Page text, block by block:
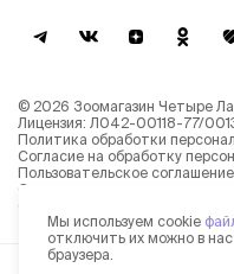
© 2026 Зоомагазин Четыре
Лицензия: Л042-00118-77/
Политика обработки
Согласие на обработку
Пользовательское соглашение
Согласие на получение
Описание рекомендательных
Мы используем cookie
отключить их можно в
браузера.